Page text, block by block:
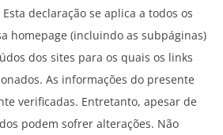
declaração se aplica a todos os
homepage (incluindo as subpáginas)
dos sites para os quais os links
As informações do presente
verificadas. Entretanto, apesar de
podem sofrer alterações. Não